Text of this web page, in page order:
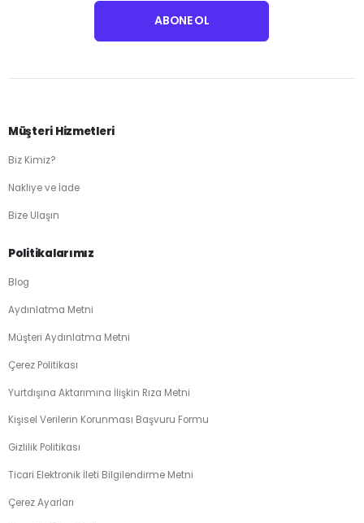
Müşteri Hizmetleri
Biz Kimiz?
Nakliye ve İade
Bize Ulaşın
Politikalarımız
Blog
Aydınlatma Metni
Müşteri Aydınlatma Metni
Çerez Politikası
Yurtdışına Aktarımına İlişkin Rıza Metni
Kişisel Verilerin Korunması Başvuru Formu
Gizlilik Politikası
Ticari Elektronik İleti Bilgilendirme Metni
Çerez Ayarları